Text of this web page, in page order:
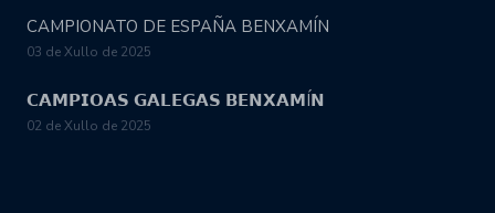
CAMPIONATO DE ESPAÑA BENXAMÍN
03 de Xullo de 2025
𝗖𝗔𝗠𝗣𝗜𝗢𝗔𝗦 𝗚𝗔𝗟𝗘𝗚𝗔𝗦 𝗕𝗘𝗡𝗫𝗔𝗠Í𝗡
02 de Xullo de 2025